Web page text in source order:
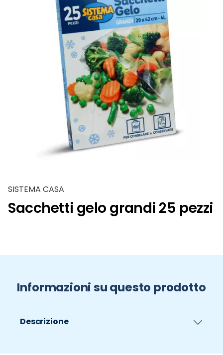
SISTEMA CASA
Sacchetti gelo grandi 25 pezzi
Informazioni su questo prodotto
Descrizione